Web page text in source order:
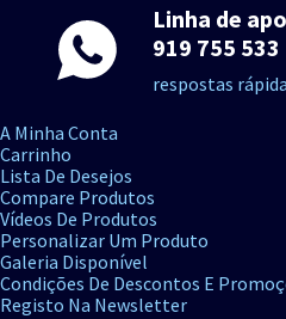
Linha de
919 755 533
respostas
A Minha Conta
Carrinho
Lista De Desejos
Compare Produtos
Vídeos De Produtos
Personalizar Um Produto
Galeria Disponível
Condições De Descontos E
Registo Na Newsletter